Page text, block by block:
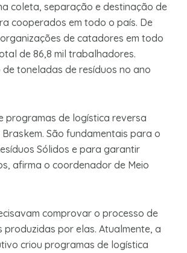
coleta, separação e destinação de
cooperados em todo o país. De
de catadores em todo
de 86,8 mil trabalhadores.
toneladas de resíduos no ano
programas de logística reversa
São fundamentais para o
Sólidos e para garantir
afirma o coordenador de Meio
comprovar o processo de
por elas. Atualmente, a
criou programas de logística